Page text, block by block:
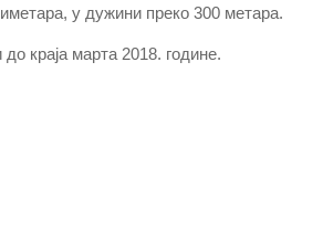
у дужини преко 300 метара.
до краја марта 2018. године.